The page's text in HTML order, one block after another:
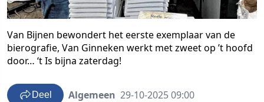
Van Bijnen bewondert het eerste exemplaar van de
bierografie, Van Ginneken werkt met zweet op ’t hoofd
door… ‘t Is bijna zaterdag!
Deel Algemeen 29-10-2025 09:00